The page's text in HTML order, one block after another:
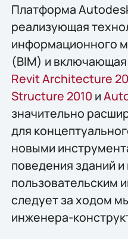
Платформа
реализующая
информационного
(BIM) и
Revit Architecture
Structure 2010 и
значительно
для
новыми
поведения зданий
пользовательским
следует за ходом
инженера-